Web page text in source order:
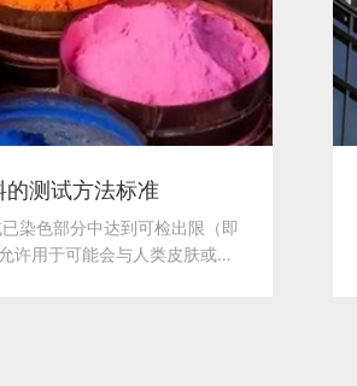
的测试方法标准
染色部分中达到可检出限（即
许用于可能会与人类皮肤或口